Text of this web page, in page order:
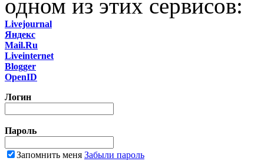
одном из этих сервисов:
Livejournal
Яндекс
Mail.Ru
Liveinternet
Blogger
OpenID
Логин
Пароль
Запомнить меня Забыли пароль